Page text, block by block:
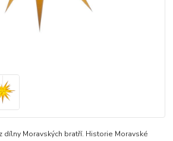
dílny Moravských bratří. Historie Moravské